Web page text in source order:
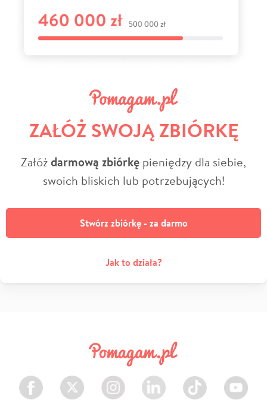
ZAŁÓŻ SWOJĄ ZBIÓRKĘ
Załóżdarmową zbiórkę pieniędzy dla siebie,
swoich bliskich lub potrzebujących!
Stwórz zbiórkę - za darmo
Jak to działa?
Facebook Twitter Instagram LinkedIn TikTok Youtube